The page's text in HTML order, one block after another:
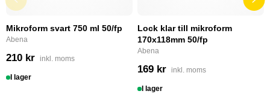
Mikroform svart 750 ml 50/fp
Abena
210 kr inkl. moms
I lager
Lock klar till mikroform
170x118mm 50/fp
Abena
169 kr inkl. moms
I lager